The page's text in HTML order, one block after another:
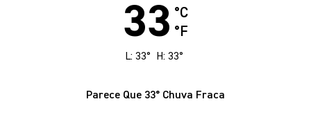
33 °C
°F
L: 33° H: 33°
Parece Que 33° Chuva Fraca